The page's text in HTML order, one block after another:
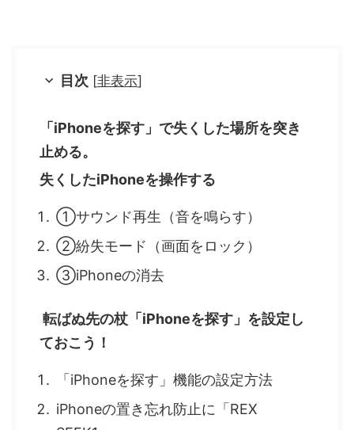
目次 [非表示]
「iPhoneを探す」で失くした場所を突き
止める。
失くしたiPhoneを操作する
①サウンド再生（音を鳴らす）
②紛失モード（画面をロック）
③iPhoneの消去
転ばぬ先の杖「iPhoneを探す」を設定し
ておこう！
「iPhoneを探す」機能の設定方法
iPhoneの置き忘れ防止に「REX